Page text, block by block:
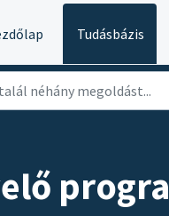
Tudásbázis